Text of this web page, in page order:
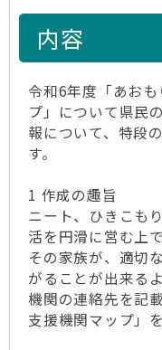
内容
令和6年度「あお
プ」について県民
報について、特段
す。
1 作成の趣旨
ニート、ひきこも
活を円滑に営む上
その家族が、適切
がることが出来る
機関の連絡先を記
支援機関マップ」